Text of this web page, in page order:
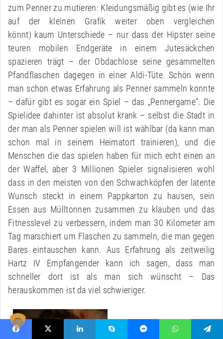
zum Penner zu mutieren: Kleidungsmäßig gibt es (wie Ihr
auf der kleinen Grafik weiter oben vergleichen
könnt) kaum Unterschiede – nur dass der Hipster seine
teuren mobilen Endgeräte in einem Jutesäckchen
spazieren trägt – der Obdachlose seine gesammelten
Pfandflaschen dagegen in einer Aldi-Tüte. Schön wenn
man schon etwas Erfahrung als Penner sammeln konnte
– dafür gibt es sogar ein Spiel – das „Pennergame“. Die
Spielidee dahinter ist absolut krank – selbst die Stadt in
der man als Penner spielen will ist wählbar (da kann man
schon mal in seinem Heimatort trainieren), und die
Menschen die das spielen haben für mich echt einen an
der Waffel, aber 3 Millionen Spieler signalisieren wohl
dass in den meisten von den Schwachköpfen der latente
Wunsch steckt in einem Pappkarton zu hausen, sein
Essen aus Mülltonnen zusammen zu klauben und das
Fitnesslevel zu verbessern, indem man 30 Kilometer am
Tag marschiert um Flaschen zu sammeln, die man gegen
Bares eintauschen kann. Aus Erfahrung als zeitweilig
Hartz IV Empfangender kann ich sagen, dass man
schneller dort ist als man sich wünscht – Das
herauskommen ist da viel schwieriger.